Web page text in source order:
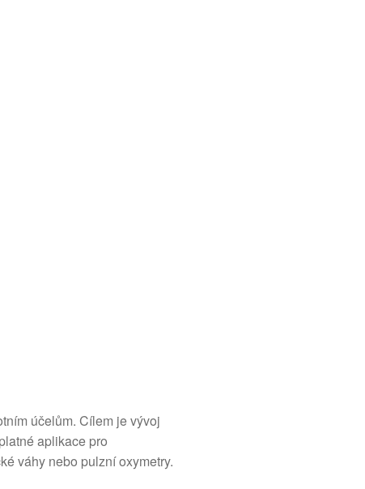
účelům. Cílem je vývoj
aplikace pro
váhy nebo pulzní oxymetry.